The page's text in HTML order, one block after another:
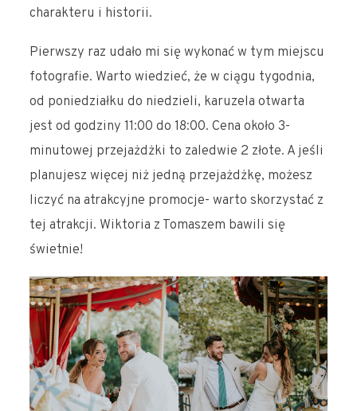
charakteru i historii.
Pierwszy raz udało mi się wykonać w tym miejscu
fotografie. Warto wiedzieć, że w ciągu tygodnia,
od poniedziałku do niedzieli, karuzela otwarta
jest od godziny 11:00 do 18:00. Cena około 3-
minutowej przejażdżki to zaledwie 2 złote. A jeśli
planujesz więcej niż jedną przejażdżkę, możesz
liczyć na atrakcyjne promocje- warto skorzystać z
tej atrakcji. Wiktoria z Tomaszem bawili się
świetnie!